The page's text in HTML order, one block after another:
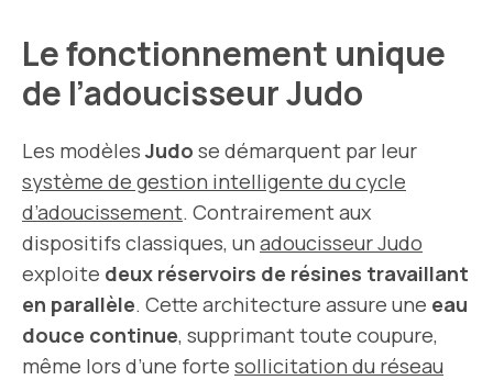
Le fonctionnement unique
de l’adoucisseur Judo
Les modèlesJudo se démarquent par leur
système de gestion intelligente du cycle
d’adoucissement. Contrairement aux
dispositifs classiques, un adoucisseur Judo
exploite deux réservoirs de résines travaillant
en parallèle. Cette architecture assure une eau
douce continue, supprimant toute coupure,
même lors d’une forte sollicitation du réseau